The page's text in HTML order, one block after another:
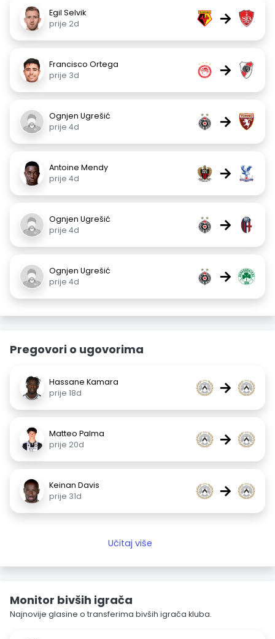
Egil Selvik
prije 2d
→
Francisco Ortega
prije 3d
→
Ognjen Ugrešić
prije 4d
→
Antoine Mendy
prije 4d
→
Ognjen Ugrešić
prije 4d
→
Ognjen Ugrešić
prije 4d
→
Pregovori o ugovorima
Hassane Kamara
prije 18d
→
Matteo Palma
prije 20d
→
Keinan Davis
prije 31d
→
Učitaj više
Monitor bivših igrača
Najnovije glasine o transferima bivših igrača kluba.